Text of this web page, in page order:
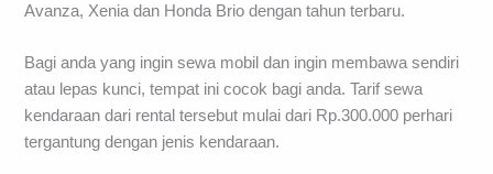
Avanza, Xenia dan Honda Brio dengan tahun terbaru.
Bagi anda yang ingin sewa mobil dan ingin membawa sendiri
atau lepas kunci, tempat ini cocok bagi anda. Tarif sewa
kendaraan dari rental tersebut mulai dari Rp.300.000 perhari
tergantung dengan jenis kendaraan.